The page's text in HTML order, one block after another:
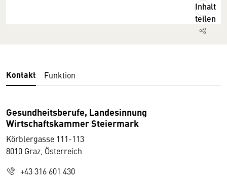
Inhalt
teilen
Kontakt Funktion
Gesundheitsberufe, Landesinnung
Wirtschaftskammer Steiermark
Körblergasse 111-113
8010 Graz, Österreich
+43 316 601 430